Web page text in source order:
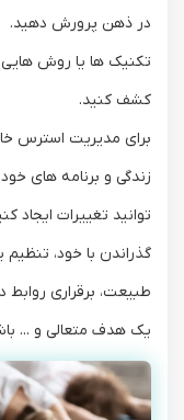
در ذهن پرورش دهید.
تکنیک ها یا روش
کشف کنید.
برای مدیریت استرس
زندگی و برنامه های
توانید تغییرات ایجاد
گذراندن با خود،
طبیعت، برقراری روابط
یک هدف متعالی و ...